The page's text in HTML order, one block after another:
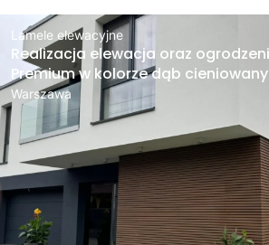
Lamele elewacyjne
Realizacja elewacja oraz
Premium w kolorze dąb cieniowany
Warszawa